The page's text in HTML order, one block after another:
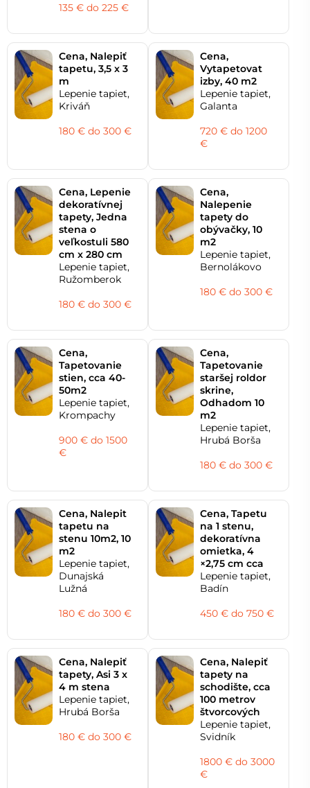
135 € do 225 €
Cena, Nalepiť
tapetu, 3,5 x 3
m
Lepenie tapiet,
Kriváň
180 € do 300 €
Cena,
Vytapetovat
izby, 40 m2
Lepenie tapiet,
Galanta
720 € do 1200
€
Cena, Lepenie
dekoratívnej
tapety, Jedna
stena o
veľkostuli 580
cm x 280 cm
Lepenie tapiet,
Ružomberok
180 € do 300 €
Cena,
Nalepenie
tapety do
obývačky, 10
m2
Lepenie tapiet,
Bernolákovo
180 € do 300 €
Cena,
Tapetovanie
stien, cca 40-
50m2
Lepenie tapiet,
Krompachy
900 € do 1500
€
Cena,
Tapetovanie
staršej roldor
skrine,
Odhadom 10
m2
Lepenie tapiet,
Hrubá Borša
180 € do 300 €
Cena, Nalepit
tapetu na
stenu 10m2, 10
m2
Lepenie tapiet,
Dunajská
Lužná
180 € do 300 €
Cena, Tapetu
na 1 stenu,
dekoratívna
omietka, 4
×2,75 cm cca
Lepenie tapiet,
Badín
450 € do 750 €
Cena, Nalepiť
tapety, Asi 3 x
4 m stena
Lepenie tapiet,
Hrubá Borša
180 € do 300 €
Cena, Nalepiť
tapety na
schodište, cca
100 metrov
štvorcových
Lepenie tapiet,
Svidník
1800 € do 3000
€